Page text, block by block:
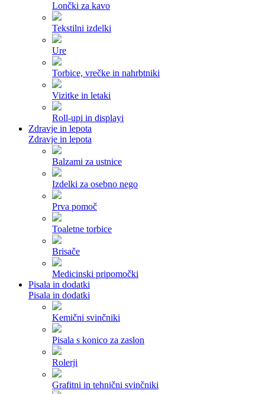
Lončki za kavo
Tekstilni izdelki
Ure
Torbice, vrečke in nahrbtniki
Vizitke in letaki
Roll-upi in displayi
Zdravje in lepota
Zdravje in lepota
Balzami za ustnice
Izdelki za osebno nego
Prva pomoč
Toaletne torbice
Brisače
Medicinski pripomočki
Pisala in dodatki
Pisala in dodatki
Kemični svinčniki
Pisala s konico za zaslon
Rolerji
Grafitni in tehnični svinčniki